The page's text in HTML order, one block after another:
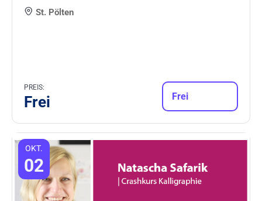
St. Pölten
PREIS:
Frei Frei
OKT.
02